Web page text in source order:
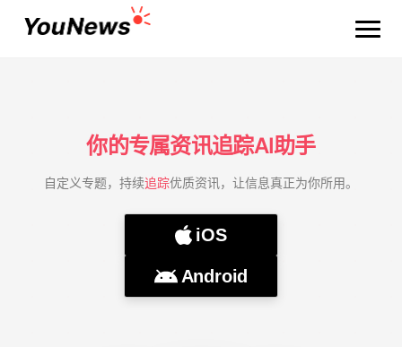
你的专属资讯追踪AI助手
自定义专题，持续追踪优质资讯，让信息真正为你所用。
iOS
Android